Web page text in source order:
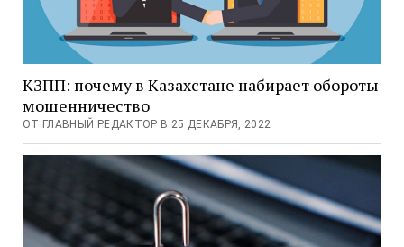
КЗПП: почему в Казахстане набирает обороты
мошенничество
ОТ ГЛАВНЫЙ РЕДАКТОР В 25 ДЕКАБРЯ, 2022